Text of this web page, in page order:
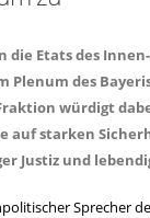
Etats des
Plenum des
würdigt
auf starken
Justiz und
Sprecher